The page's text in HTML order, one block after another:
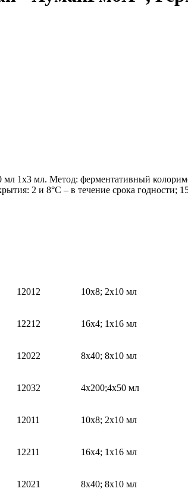
1х3 мл. Метод: ферментативный
2 и 8°С – в течение срока
12012 10х8; 2х10 мл
12212 16х4; 1х16 мл
12022 8х40; 8х10 мл
12032 4х200;4х50 мл
12011 10х8; 2х10 мл
12211 16х4; 1х16 мл
12021 8х40; 8х10 мл